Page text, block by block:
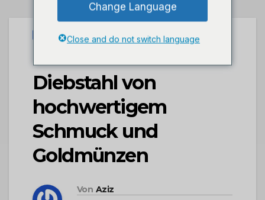
UNCATEGORIZED
POL-PDWIL:
Diebstahl von
hochwertigem
Schmuck und
Goldmünzen
Von Aziz
Change Language
Close and do not switch language